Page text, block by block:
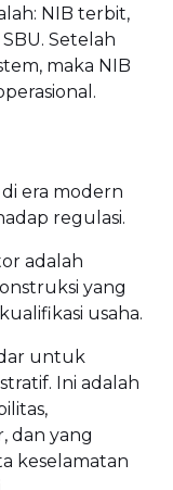
NIB terbit,
Setelah
maka NIB
era modern
regulasi.
adalah
yang
usaha.
untuk
Ini adalah
dan yang
keselamatan